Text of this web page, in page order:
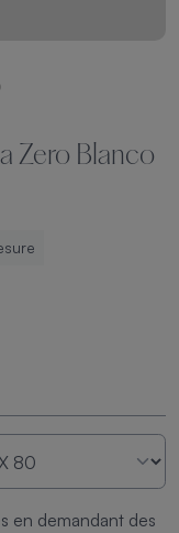
Zero Blanco
en demandant des